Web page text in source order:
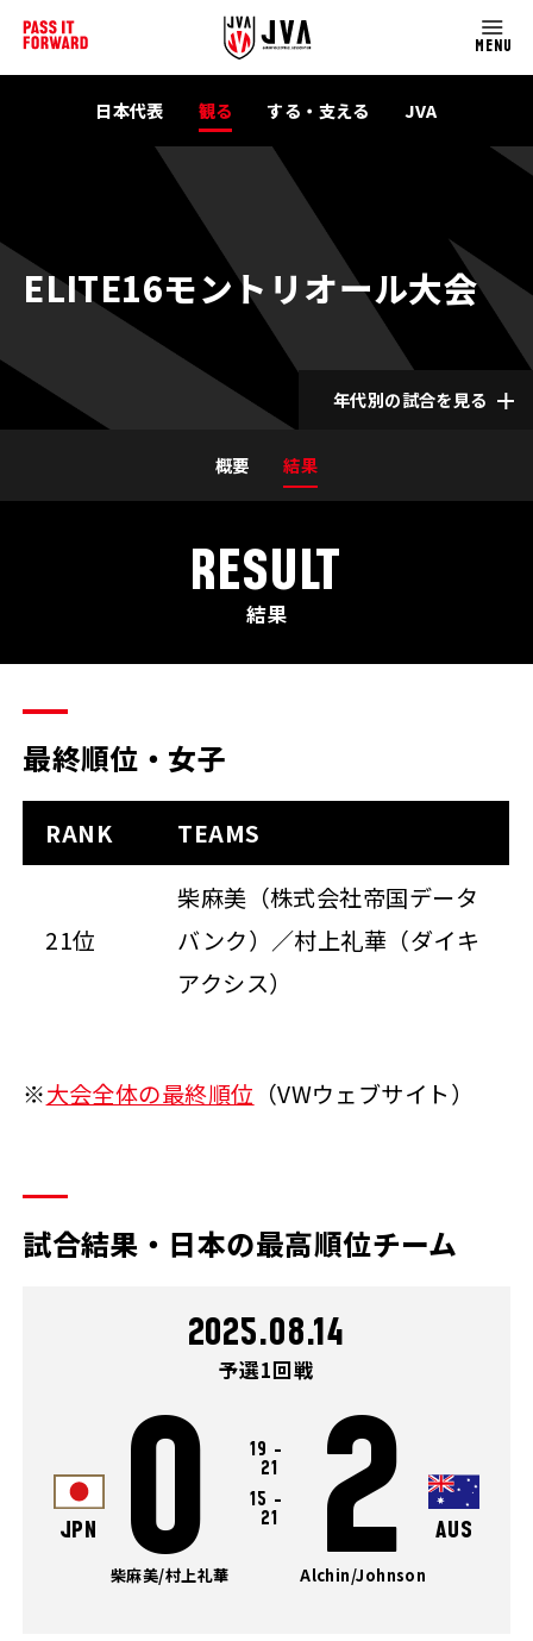
MENU
日本代表 観る する・支える JVA
ELITE16モントリオール大会
年代別の試合を見る
概要 結果
RESULT
結果
最終順位・女子
RANK TEAMS
21位
柴麻美（株式会社帝国データ
バンク）／村上礼華（ダイキ
アクシス）
※大会全体の最終順位 （VWウェブサイト）
試合結果・日本の最高順位チーム
2025.08.14
予選1回戦
JPN 0 19 -
21
15 -
21
2 AUS
柴麻美/村上礼華 Alchin/Johnson